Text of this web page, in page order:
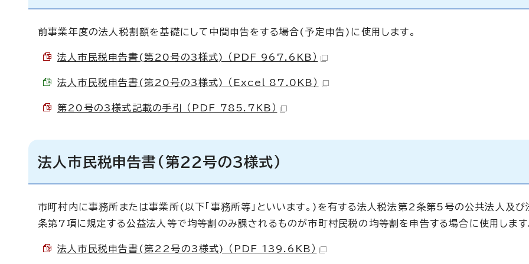
前事業年度の法人税割額を基礎にして中間申告をする場合(予定申告)に使用します。
法人市民税申告書(第20号の3様式) （PDF 967.6KB）
法人市民税申告書(第20号の3様式) （Excel 87.0KB）
第20号の3様式記載の手引 （PDF 785.7KB）
法人市民税申告書(第22号の3様式)
市町村内に事務所または事業所(以下「事務所等」といいます。)を有する法人税法第2条第5号の公共法人及
条第7項に規定する公益法人等で均等割のみ課されるものが市町村民税の均等割を申告する場合に使用します
法人市民税申告書(第22号の3様式) （PDF 139.6KB）